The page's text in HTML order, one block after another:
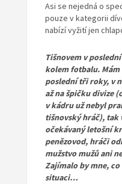
Asi se nejedná o
pouze v kategorii
nabízí vyžití jen
Tišnovem v
kolem fotbalu.
poslední tři roky, v
až na špičku divize
v kádru už nebyl
tišnovský hráč), tak
očekávaný letošní
penězovod, hráči
mužstvo mužů ani
Zajímalo by mne,
situaci…